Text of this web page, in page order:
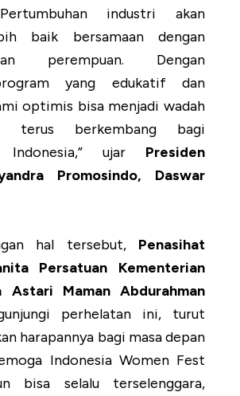
industri akan
baik bersamaan dengan
perempuan. Dengan
yang edukatif dan
optimis bisa menjadi wadah
terus berkembang bagi
Indonesia,” ujar Presiden
Promosindo, Daswar
hal tersebut, Penasihat
Persatuan Kementerian
Astari Maman Abdurahman
perhelatan ini, turut
harapannya bagi masa depan
Indonesia Women Fest
bisa selalu terselenggara,